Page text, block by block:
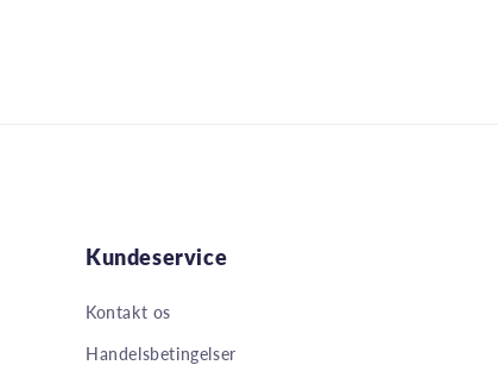
Kundeservice
Kontakt os
Handelsbetingelser